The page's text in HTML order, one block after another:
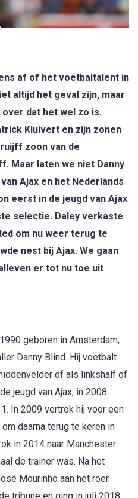
af of het voetbaltalent in
altijd het geval zijn, maar
dat het wel zo is.
Kluivert en zijn zonen
zoon van de
Maar laten we niet Danny
Ajax en het Nederlands
eerst in de jeugd van Ajax
selectie. Daley verkaste
om nu weer terug te
nest bij Ajax. We gaan
er tot nu toe uit
geboren in Amsterdam,
Danny Blind. Hij voetbalt
of als linkshalf of
jeugd van Ajax, in 2008
In 2009 vertrok hij voor een
om daarna terug te keren in
in 2014 naar Manchester
de trainer was. Na het
Mourinho aan het roer.